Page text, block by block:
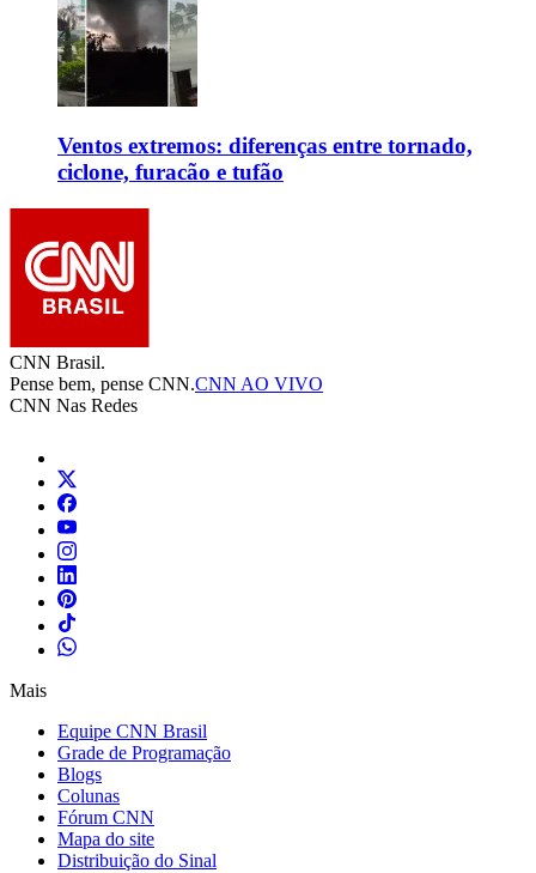
Ventos extremos: diferenças entre tornado,
ciclone, furacão e tufão
CNN Brasil.
Pense bem, pense CNN.CNN AO VIVO
CNN Nas Redes
Mais
Equipe CNN Brasil
Grade de Programação
Blogs
Colunas
Fórum CNN
Mapa do site
Distribuição do Sinal